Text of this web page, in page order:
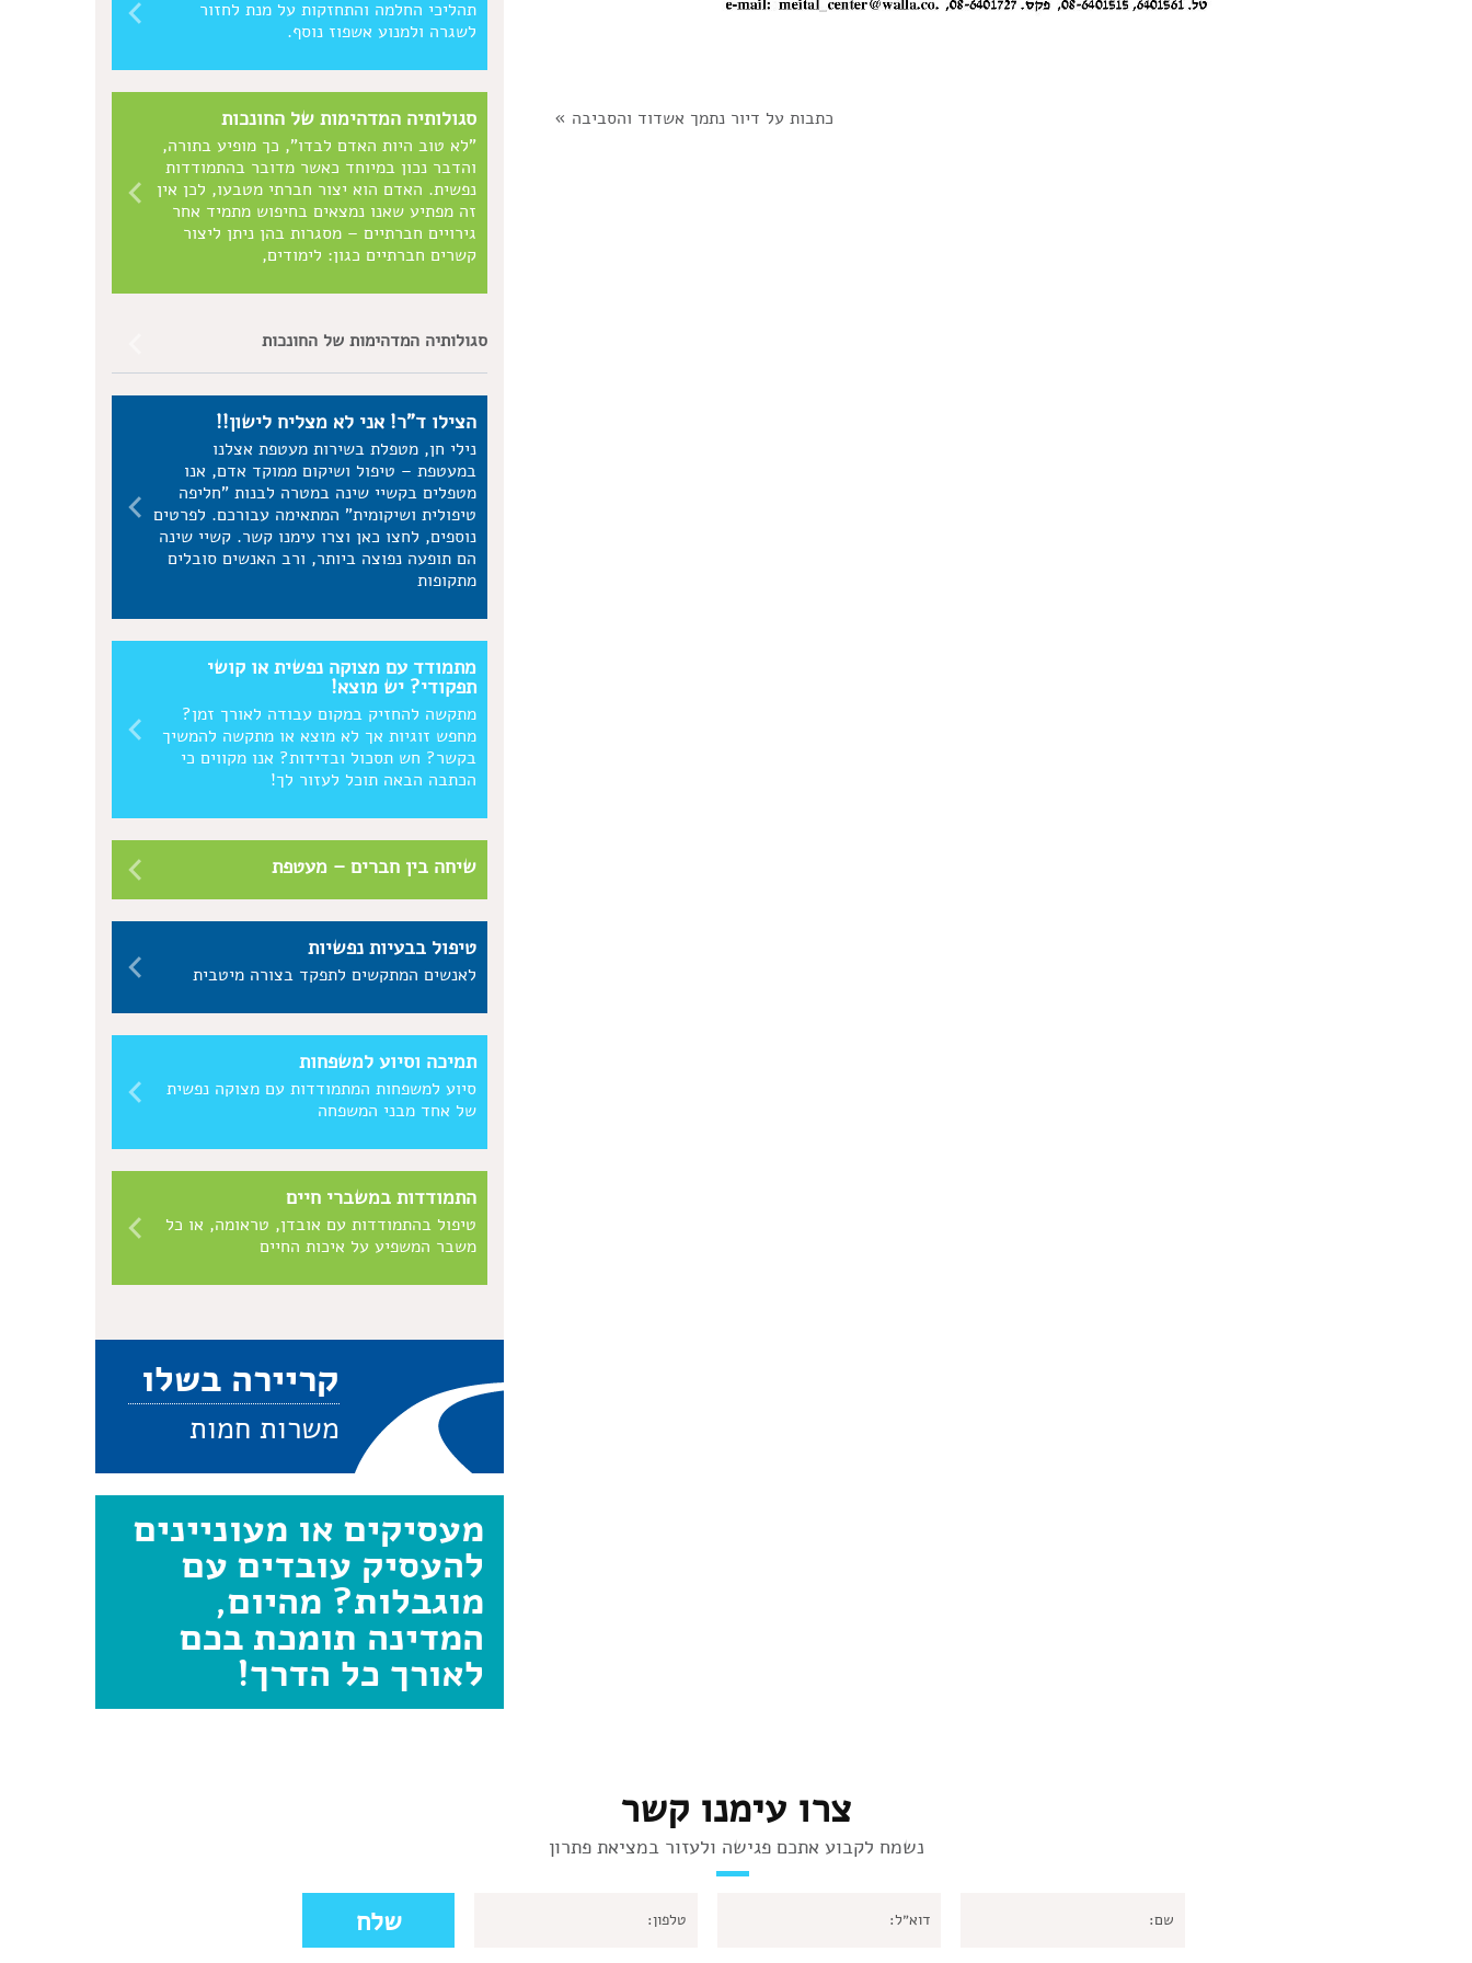
כתבות על דיור נתמך אשדוד והסביבה »
תהליכי החלמה והתחזקות על מנת לחזור
לשגרה ולמנוע אשפוז נוסף.
סגולותיה המדהימות של החונכות
"לא טוב היות האדם לבדו", כך מופיע בתורה,
והדבר נכון במיוחד כאשר מדובר בהתמודדות
נפשית. האדם הוא יצור חברתי מטבעו, לכן אין
זה מפתיע שאנו נמצאים בחיפוש מתמיד אחר
גירויים חברתיים – מסגרות בהן ניתן ליצור
קשרים חברתיים כגון: לימודים,
סגולותיה המדהימות של החונכות
הצילו ד"ר! אני לא מצליח לישון!!
נילי חן, מטפלת בשירות מעטפת אצלנו
במעטפת – טיפול ושיקום ממוקד אדם, אנו
מטפלים בקשיי שינה במטרה לבנות "חליפה
טיפולית ושיקומית" המתאימה עבורכם. לפרטים
נוספים, לחצו כאן וצרו עימנו קשר. קשיי שינה
הם תופעה נפוצה ביותר, ורב האנשים סובלים
מתקופות
מתמודד עם מצוקה נפשית או קושי
תפקודי? יש מוצא!
מתקשה להחזיק במקום עבודה לאורך זמן?
מחפש זוגיות אך לא מוצא או מתקשה להמשיך
בקשר? חש תסכול ובדידות? אנו מקווים כי
הכתבה הבאה תוכל לעזור לך!
שיחה בין חברים – מעטפת
טיפול בבעיות נפשיות
לאנשים המתקשים לתפקד בצורה מיטבית
תמיכה וסיוע למשפחות
סיוע למשפחות המתמודדות עם מצוקה נפשית
של אחד מבני המשפחה
התמודדות במשברי חיים
טיפול בהתמודדות עם אובדן, טראומה, או כל
משבר המשפיע על איכות החיים
קריירה בשלו
משרות חמות
מעסיקים או מעוניינים
להעסיק עובדים עם
מוגבלות? מהיום,
המדינה תומכת בכם
לאורך כל הדרך!
צרו עימנו קשר
נשמח לקבוע אתכם פגישה ולעזור במציאת פתרון